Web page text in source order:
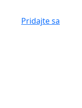
Pridajte sa